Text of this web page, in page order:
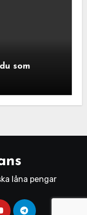
som
låna pengar